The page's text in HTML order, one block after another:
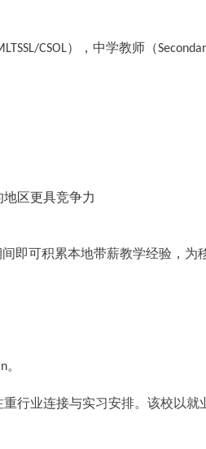
CSOL），中学教师（
区更具竞争力
即可积累本地带薪教学经验，为
。
行业连接与实习安排。该校以就